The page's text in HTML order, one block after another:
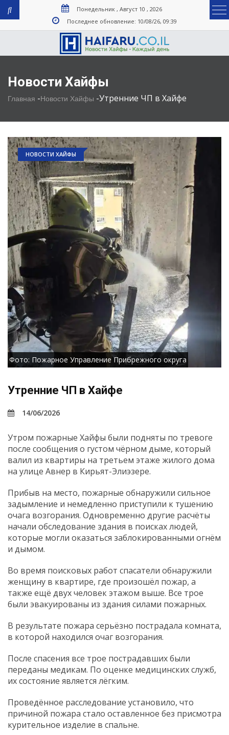
Понедельник , Август 10 , 2026
Последнее обновление: 10/08/26, 09:39
Новости Хайфы
Главная -Новости Хайфы -Утренние ЧП в Хайфе
НОВОСТИ ХАЙФЫ
Фото: Пожарное Управление Прибрежного округа
Утренние ЧП в Хайфе
14/06/2026
Утром пожарные Хайфы были подняты по тревоге
после сообщения о густом чёрном дыме, который
валил из квартиры на третьем этаже жилого дома
на улице Авнер в Кирьят-Элиэзере.
Прибыв на место, пожарные обнаружили сильное
задымление и немедленно приступили к тушению
очага возгорания. Одновременно другие расчёты
начали обследование здания в поисках людей,
которые могли оказаться заблокированными огнём
и дымом.
Во время поисковых работ спасатели обнаружили
женщину в квартире, где произошёл пожар, а
также ещё двух человек этажом выше. Все трое
были эвакуированы из здания силами пожарных.
В результате пожара серьёзно пострадала комната,
в которой находился очаг возгорания.
После спасения все трое пострадавших были
переданы медикам. По оценке медицинских служб,
их состояние является лёгким.
Проведённое расследование установило, что
причиной пожара стало оставленное без присмотра
курительное изделие в спальне.